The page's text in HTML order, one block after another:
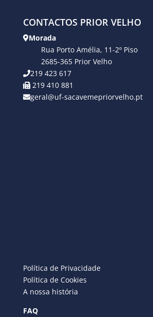
CONTACTOS PRIOR VELHO
Morada
Rua Porto Amélia, 11-2º Piso
2685-365 Prior Velho
219 423 617
219 410 881
geral@uf-sacavemepriorvelho.pt
Política de Privacidade
Política de Cookies
A nossa história
FAQ